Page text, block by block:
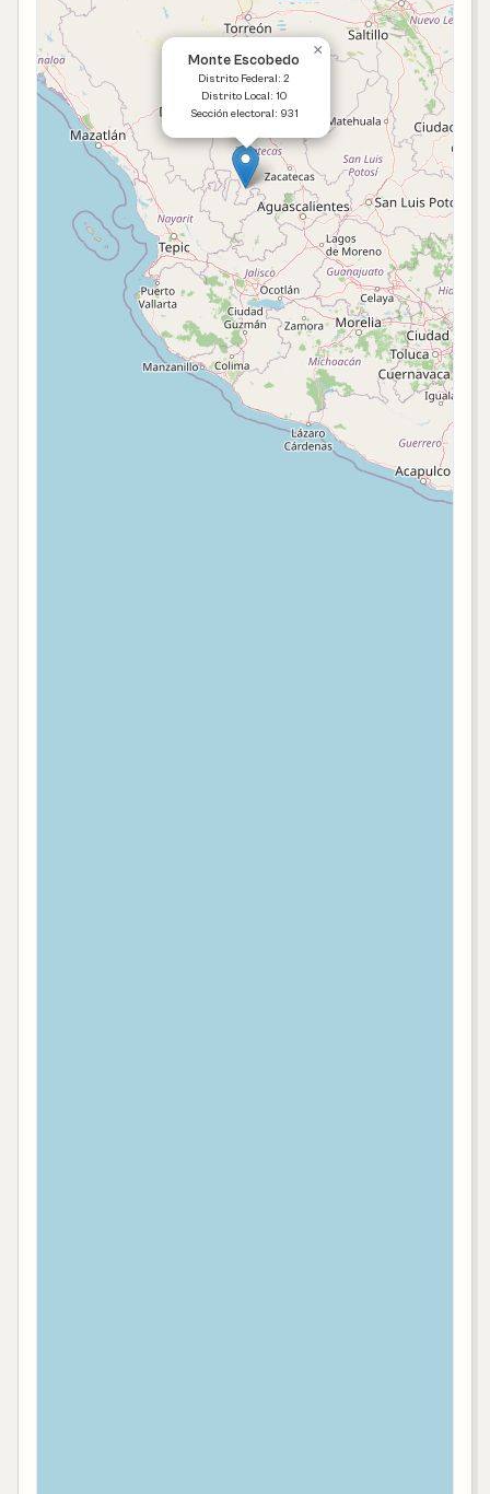
Monte Escobedo
Distrito Federal: 2
Distrito Local: 10
Sección electoral: 931
×